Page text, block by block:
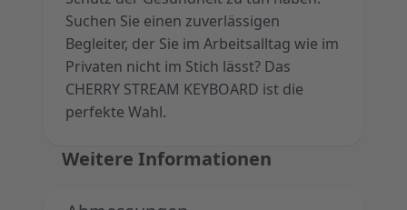
Suchen Sie einen zuverlässigen
Begleiter, der Sie im Arbeitsalltag wie im
Privaten nicht im Stich lässt? Das
CHERRY STREAM KEYBOARD ist die
perfekte Wahl.
Weitere Informationen